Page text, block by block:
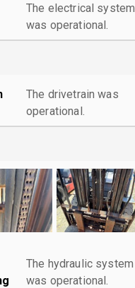
The electrical system
was operational.
The drivetrain was
operational.
The hydraulic system
was operational.